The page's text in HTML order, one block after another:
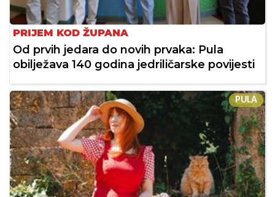
PRIJEM KOD ŽUPANA
Od prvih jedara do novih prvaka: Pula
obilježava 140 godina jedriličarske povijesti
PULA